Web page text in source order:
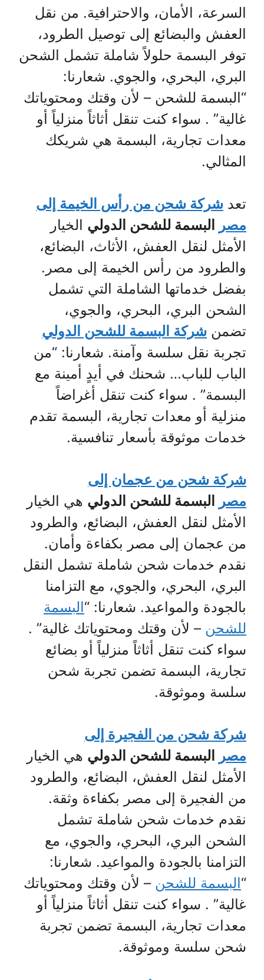
السرعة، الأمان، والاحترافية. من نقل
العفش والبضائع إلى توصيل الطرود،
توفر البسمة حلولاً شاملة تشمل الشحن
البري، البحري، والجوي. شعارنا:
“البسمة للشحن – لأن وقتك ومحتوياتك
غالية” . سواء كنت تنقل أثاثاً منزلياً أو
معدات تجارية، البسمة هي شريكك
المثالي.
تعد شركة شحن من رأس الخيمة إلى
مصر
البسمة للشحن الدولي الخيار
الأمثل لنقل العفش، الأثاث، البضائع،
والطرود من رأس الخيمة إلى مصر.
بفضل خدماتها الشاملة التي تشمل
الشحن البري، البحري، والجوي،
تضمن شركة البسمة للشحن الدولي
تجربة نقل سلسة وآمنة. شعارنا: “من
الباب للباب… شحنك في أيدٍ أمينة مع
البسمة” . سواء كنت تنقل أغراضاً
منزلية أو معدات تجارية، البسمة تقدم
خدمات موثوقة بأسعار تنافسية.
شركة شحن من عجمان إلى
مصر
البسمة للشحن الدولي هي الخيار
الأمثل لنقل العفش، البضائع، والطرود
من عجمان إلى مصر بكفاءة وأمان.
نقدم خدمات شحن شاملة تشمل النقل
البري، البحري، والجوي، مع التزامنا
بالجودة والمواعيد. شعارنا: “البسمة
للشحن – لأن وقتك ومحتوياتك غالية” .
سواء كنت تنقل أثاثاً منزلياً أو بضائع
تجارية، البسمة تضمن تجربة شحن
سلسة وموثوقة.
شركة شحن من الفجيرة إلى
مصر
البسمة للشحن الدولي هي الخيار
الأمثل لنقل العفش، البضائع، والطرود
من الفجيرة إلى مصر بكفاءة وثقة.
نقدم خدمات شحن شاملة تشمل
الشحن البري، البحري، والجوي، مع
التزامنا بالجودة والمواعيد. شعارنا:
“البسمة للشحن – لأن وقتك ومحتوياتك
غالية” . سواء كنت تنقل أثاثاً منزلياً أو
معدات تجارية، البسمة تضمن تجربة
شحن سلسة وموثوقة.